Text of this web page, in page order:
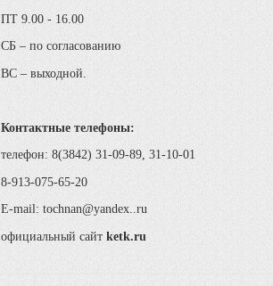
ПТ 9.00 - 16.00
СБ – по согласованию
ВС – выходной.
Контактные телефоны:
телефон: 8(3842) 31-09-89, 31-10-01
8-913-075-65-20
E-mail: tochnan@yandex..ru
официальный сайт ketk.ru